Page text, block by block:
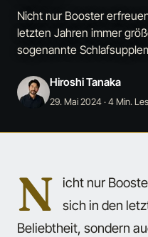
Nicht nur Booster
letzten Jahren immer
sogenannte
Hiroshi Tanaka
29. Mai 2024· 4 Min.
N
icht nur
sich in den
Beliebtheit, sondern